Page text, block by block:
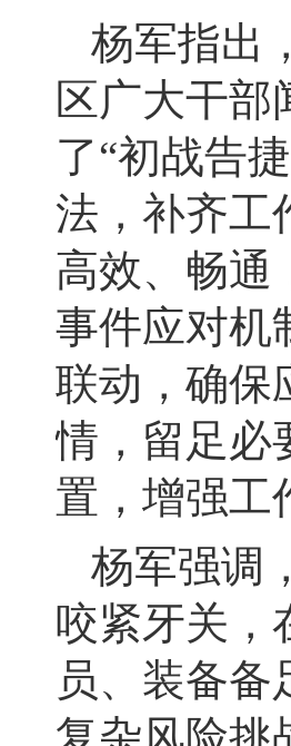
杨军指出
区广大干部
了“初战告
法，补齐工
高效、畅通
事件应对机
联动，确保
情，留足必
置，增强工
杨军强调
咬紧牙关，
员、装备